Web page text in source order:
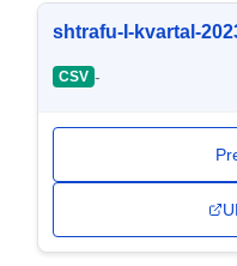
shtrafu-I-kvartal-
CSV -